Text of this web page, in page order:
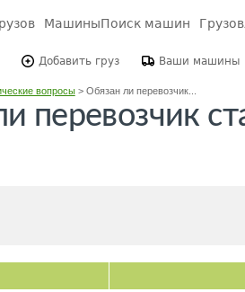
МашиныПоиск машин
Добавить груз Ваши машины
вопросы> Обязан ли перевозчик...
перевозчик